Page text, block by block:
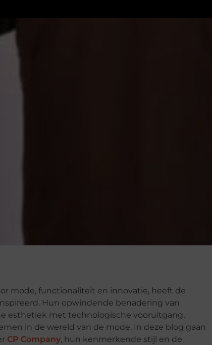
mode, functionaliteit en innovatie, heeft de
Hun opwindende benadering van
esthetiek met technologische vooruitgang,
in de wereld van de mode. In deze blog gaan
CP Company, hun kenmerkende stijl en de